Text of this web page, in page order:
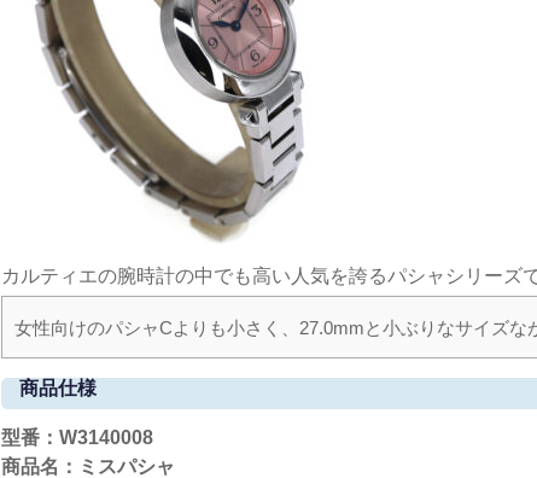
カルティエの腕時計の中でも高い人気を誇るパシャシリーズ
女性向けのパシャCよりも小さく、27.0mmと小ぶりなサイズ
商品仕様
型番：W3140008
商品名：ミスパシャ